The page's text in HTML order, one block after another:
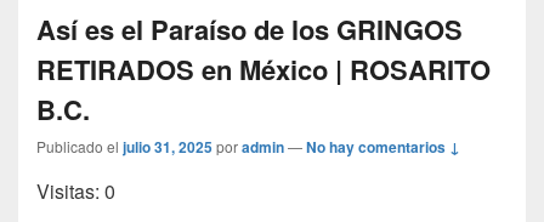
Así es el Paraíso de los GRINGOS
RETIRADOS en México | ROSARITO
B.C.
Publicado el julio 31, 2025poradmin—No hay comentarios ↓
Visitas: 0